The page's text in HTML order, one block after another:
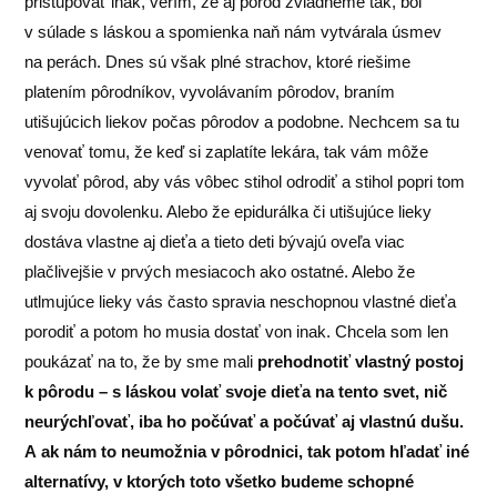
v súlade s láskou a spomienka naň nám vytvárala úsmev
na perách. Dnes sú však plné strachov, ktoré riešime
platením pôrodníkov, vyvolávaním pôrodov, braním
utišujúcich liekov počas pôrodov a podobne. Nechcem sa tu
venovať tomu, že keď si zaplatíte lekára, tak vám môže
vyvolať pôrod, aby vás vôbec stihol odrodiť a stihol popri tom
aj svoju dovolenku. Alebo že epidurálka či utišujúce lieky
dostáva vlastne aj dieťa a tieto deti bývajú oveľa viac
plačlivejšie v prvých mesiacoch ako ostatné. Alebo že
utlmujúce lieky vás často spravia neschopnou vlastné dieťa
porodiť a potom ho musia dostať von inak. Chcela som len
poukázať na to, že by sme mali prehodnotiť vlastný postoj
k pôrodu – s láskou volať svoje dieťa na tento svet, nič
neurýchľovať, iba ho počúvať a počúvať aj vlastnú dušu.
A ak nám to neumožnia v pôrodnici, tak potom hľadať iné
alternatívy, v ktorých toto všetko budeme schopné